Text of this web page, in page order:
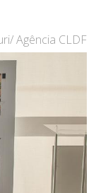
Agência CLDF